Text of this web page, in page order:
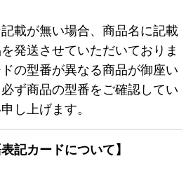
載が無い場合、商品名に記載
発送させていただいておりま
の型番が異なる商品が御座い
ず商品の型番をご確認してい
し上げます。
記カードについて】